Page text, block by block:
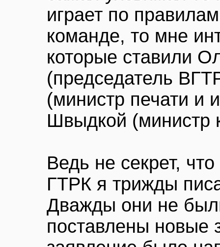
играет по
команде, то мне
которые ставили
(председатель
(министр печати
Швыдкой (министр
Ведь не секрет,
ГТРК я трижды
Дважды они не
поставлены новые